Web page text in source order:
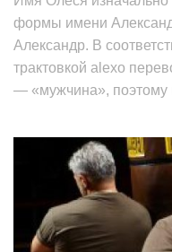
формы имени
Александр. В
трактовкой alexo
— «мужчина», поэтому